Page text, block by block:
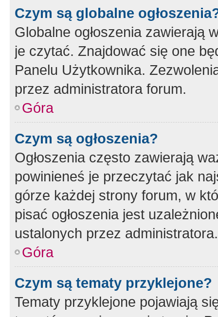
Czym są globalne
Globalne ogłoszenia zawierają
je czytać. Znajdować się one
Panelu Użytkownika.
przez administratora forum.
Góra
Czym są ogłoszenia?
Ogłoszenia często zawierają
powinieneś je przeczytać jak
górze każdej strony forum, w
pisać ogłoszenia jest
ustalonych przez administratora.
Góra
Czym są tematy przyklejone?
Tematy przyklejone pojawiają